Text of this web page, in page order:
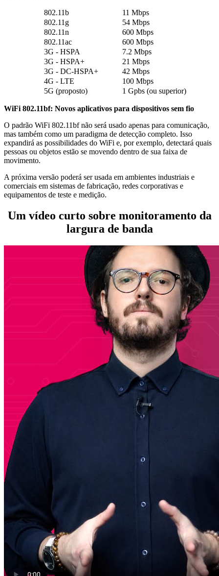
802.11b
11 Mbps
802.11g
54 Mbps
802.11n
600 Mbps
802.11ac
600 Mbps
3G - HSPA
7.2 Mbps
3G - HSPA+
21 Mbps
3G - DC-HSPA+
42 Mbps
4G - LTE
100 Mbps
5G (proposto)
1 Gpbs (ou superior)
WiFi 802.11bf: Novos aplicativos para dispositivos sem fio
O padrão WiFi 802.11bf não será usado apenas para comunicação,
mas também como um paradigma de detecção completo. Isso
expandirá as possibilidades do WiFi e, por exemplo, detectará quais
pessoas ou objetos estão se movendo dentro de sua faixa de
movimento.
A próxima versão poderá ser usada em ambientes industriais e
comerciais em sistemas de fabricação, redes corporativas e
equipamentos de teste e medição.
Um vídeo curto sobre monitoramento da
largura de banda